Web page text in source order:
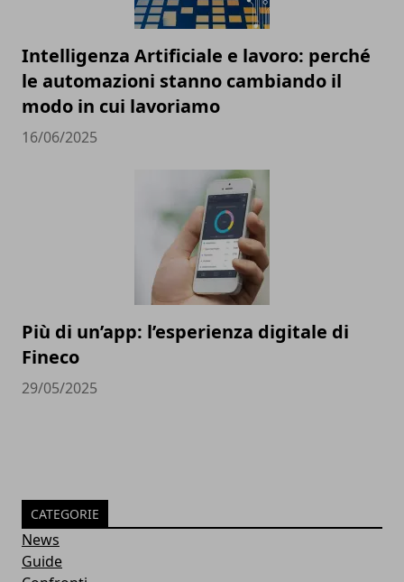
Intelligenza Artificiale e lavoro: perché
le automazioni stanno cambiando il
modo in cui lavoriamo
16/06/2025
Più di un’app: l’esperienza digitale di
Fineco
29/05/2025
CATEGORIE
News
Guide